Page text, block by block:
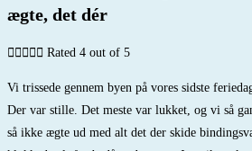
ægte, det dér
     Rated 4 out of 5
Vi trissede gennem byen på vores sidste
Der var stille. Det meste var lukket, og vi så
så ikke ægte ud med alt det der skide